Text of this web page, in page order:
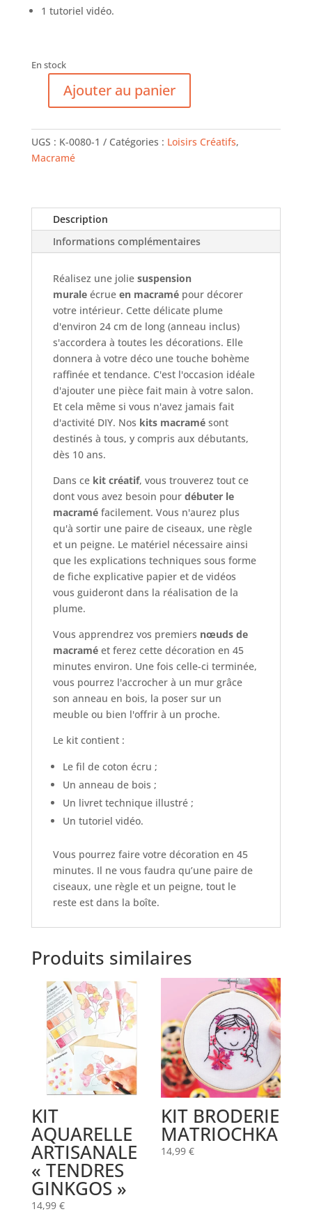
1 tutoriel vidéo.
En stock
quantité
Kit
Macramé
-
Ajouter au panier
UGS : K-0080-1 Catégories : Loisirs Créatifs,
Macramé
Description
Informations complémentaires
Réalisez une jolie suspension
muraleécrue en macramépour décorer
votre intérieur. Cette délicate plume
d'environ 24 cm de long (anneau inclus)
s'accordera à toutes les décorations. Elle
donnera à votre déco une touche bohème
raffinée et tendance. C'est l'occasion idéale
d'ajouter une pièce fait main à votre salon.
Et cela même si vous n'avez jamais fait
d'activité DIY. Nos kits macramésont
destinés à tous, y compris aux débutants,
dès 10 ans.
Dans ce kit créatif, vous trouverez tout ce
dont vous avez besoin pour débuter le
macraméfacilement. Vous n'aurez plus
qu'à sortir une paire de ciseaux, une règle
et un peigne. Le matériel nécessaire ainsi
que les explications techniques sous forme
de fiche explicative papier et de vidéos
vous guideront dans la réalisation de la
plume.
Vous apprendrez vos premiers nœuds de
macraméet ferez cette décoration en 45
minutes environ. Une fois celle-ci terminée,
vous pourrez l'accrocher à un mur grâce
son anneau en bois, la poser sur un
meuble ou bien l'offrir à un proche.
Le kit contient :
Le fil de coton écru ;
Un anneau de bois ;
Un livret technique illustré ;
Un tutoriel vidéo.
Vous pourrez faire votre décoration en 45
minutes. Il ne vous faudra qu’une paire de
ciseaux, une règle et un peigne, tout le
reste est dans la boîte.
Produits similaires
KIT
AQUARELLE
ARTISANALE
« TENDRES
GINKGOS »
14,99 €
KIT BRODERIE
MATRIOCHKA
14,99€